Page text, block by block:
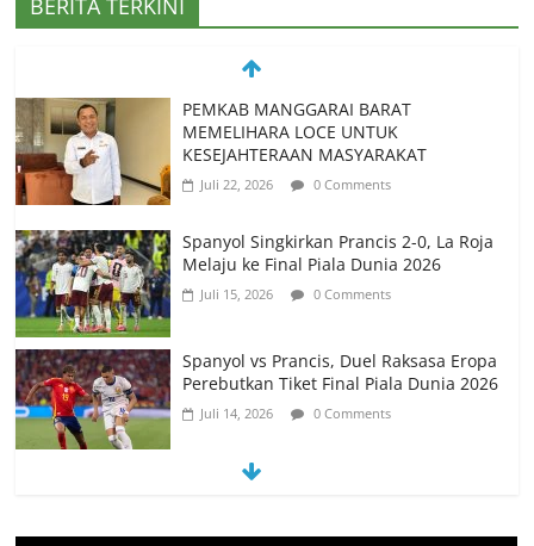
BERITA TERKINI
MEMELIHARA LOCE UNTUK
Juli 22, 2026
Spanyol Singkirkan Prancis 2-0, La Roja
Melaju ke Final Piala Dunia 2026
Juli 15, 2026 0 Comments
Spanyol vs Prancis, Duel Raksasa Eropa
Perebutkan Tiket Final Piala Dunia 2026
Juli 14, 2026
Memanfaatkan Artificial Intelligence
untuk Mendukung Perkuliahan di Era
Digital